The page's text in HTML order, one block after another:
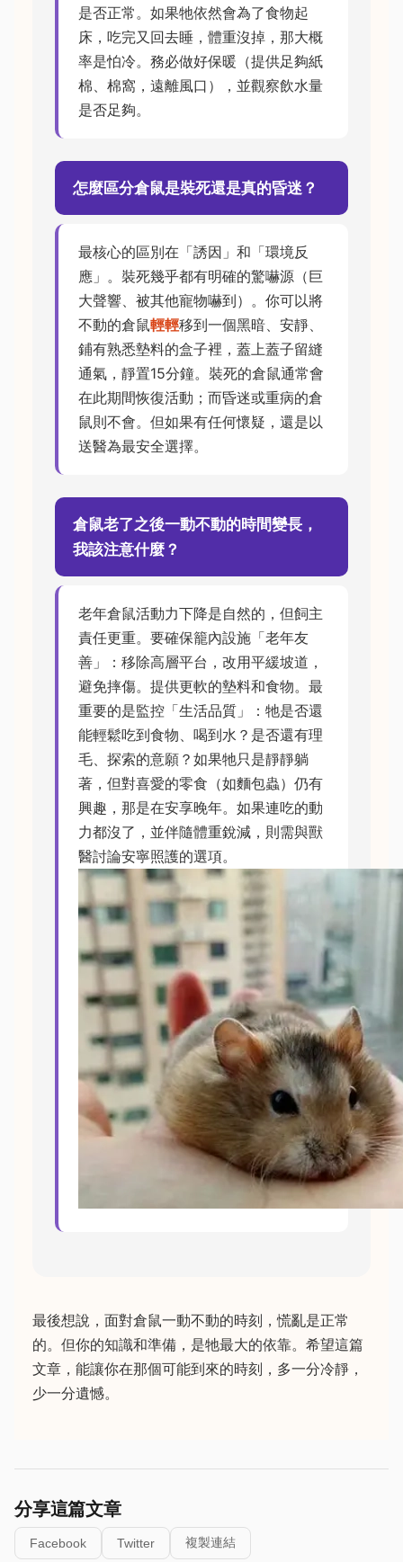
是否正常。如果牠依然會為了食物起
床，吃完又回去睡，體重沒掉，那大概
率是怕冷。務必做好保暖（提供足夠紙
棉、棉窩，遠離風口），並觀察飲水量
是否足夠。
怎麼區分倉鼠是裝死還是真的昏迷？
最核心的區別在「誘因」和「環境反
應」。裝死幾乎都有明確的驚嚇源（巨
大聲響、被其他寵物嚇到）。你可以將
不動的倉鼠輕輕移到一個黑暗、安靜、
鋪有熟悉墊料的盒子裡，蓋上蓋子留縫
通氣，靜置15分鐘。裝死的倉鼠通常會
在此期間恢復活動；而昏迷或重病的倉
鼠則不會。但如果有任何懷疑，還是以
送醫為最安全選擇。
倉鼠老了之後一動不動的時間變長，
我該注意什麼？
老年倉鼠活動力下降是自然的，但飼主
責任更重。要確保籠內設施「老年友
善」：移除高層平台，改用平緩坡道，
避免摔傷。提供更軟的墊料和食物。最
重要的是監控「生活品質」：牠是否還
能輕鬆吃到食物、喝到水？是否還有理
毛、探索的意願？如果牠只是靜靜躺
著，但對喜愛的零食（如麵包蟲）仍有
興趣，那是在安享晚年。如果連吃的動
力都沒了，並伴隨體重銳減，則需與獸
醫討論安寧照護的選項。
最後想說，面對倉鼠一動不動的時刻，慌亂是正常
的。但你的知識和準備，是牠最大的依靠。希望這篇
文章，能讓你在那個可能到來的時刻，多一分冷靜，
少一分遺憾。
分享這篇文章
Facebook Twitter 複製連結